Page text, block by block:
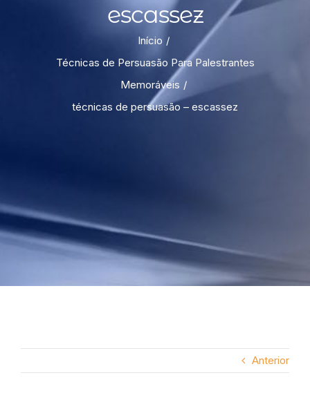
escassez
Início
Técnicas de Persuasão Para Palestrantes
Memoráveis
técnicas de persuasão – escassez
Anterior